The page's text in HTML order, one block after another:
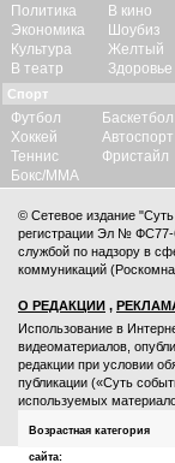
Политика
Экономика
Культура
В театр
В кино
Шоубиз
Желтый
Здоровье
Спорт
Футбол
Хоккей
Теннис
Бокс/ММА
Баскетбол
Автоспорт
Фристайл
© Сетевое издание
регистрации Эл № ФС77-
службой по надзору в
коммуникаций
О РЕДАКЦИИ ,
Использование в
видеоматериалов,
редакции при условии
публикации («Суть
используемых
Возрастная категория
сайта: